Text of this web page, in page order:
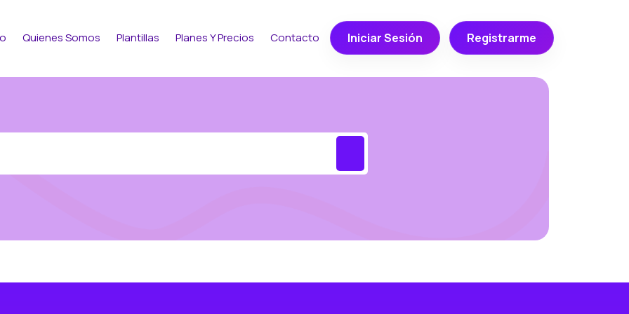
Quienes Somos Plantillas Planes Y Precios Contacto Iniciar Sesión Registrarme